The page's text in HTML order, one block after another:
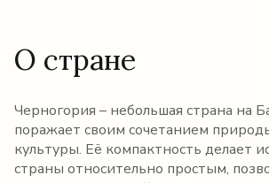
О стране
Черногория – небольшая страна на
поражает своим сочетанием
культуры. Её компактность делает
страны относительно простым,